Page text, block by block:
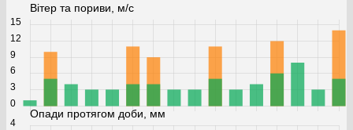
Вітер та пориви, м/с
0
3
6
9
12
15
Опади протягом доби, мм
4